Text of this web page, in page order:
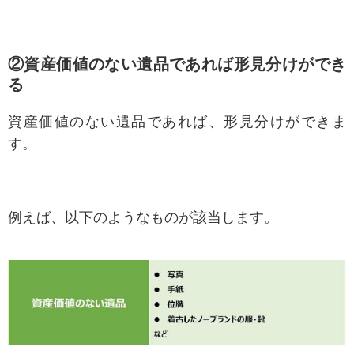
②資産価値のない遺品であれば形見分けができ
る
資産価値のない遺品であれば、形見分けができま
す。
例えば、以下のようなものが該当します。